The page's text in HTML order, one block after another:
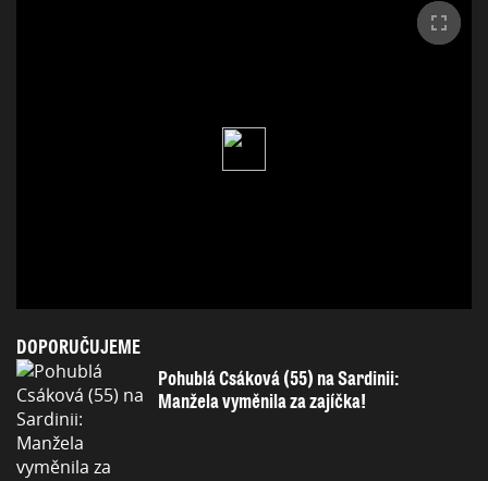
DOPORUČUJEME
Pohublá Csáková (55) na Sardinii:
Manžela vyměnila za zajíčka!